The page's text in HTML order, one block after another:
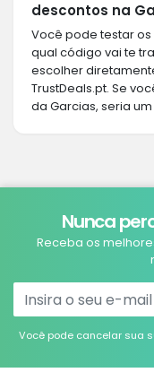
descontos na
Você pode testar
qual código vai te
escolher
TrustDeals.pt. Se
da Garcias, seria
Nunca
Receba os
Você pode cancelar sua